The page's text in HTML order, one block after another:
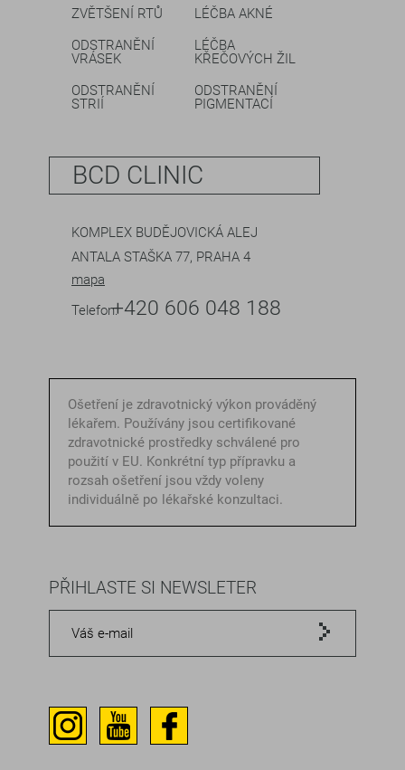
ZVĚTŠENÍ RTŮ
LÉČBA AKNÉ
ODSTRANĚNÍ
VRÁSEK
LÉČBA
KŘEČOVÝCH ŽIL
ODSTRANĚNÍ
STRIÍ
ODSTRANĚNÍ
PIGMENTACÍ
BCD CLINIC
KOMPLEX BUDĚJOVICKÁ ALEJ
ANTALA STAŠKA 77, PRAHA 4
mapa
Telefon:+420 606 048 188
Ošetření je zdravotnický výkon prováděný
lékařem. Používány jsou certifikované
zdravotnické prostředky schválené pro
použití v EU. Konkrétní typ přípravku a
rozsah ošetření jsou vždy voleny
individuálně po lékařské konzultaci.
PŘIHLASTE SI NEWSLETER